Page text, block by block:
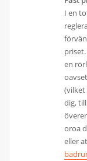
I en
en
(vilket
dig,
oroa
eller